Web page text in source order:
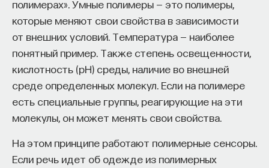
полимерах». Умные полимеры — это полимеры,
которые меняют свои свойства в зависимости
от внешних условий. Температура — наиболее
понятный пример. Также степень освещенности,
кислотность (pH) среды, наличие во внешней
среде определенных молекул. Если на полимере
есть специальные группы, реагирующие на эти
молекулы, он может менять свои свойства.
На этом принципе работают полимерные сенсоры.
Если речь идет об одежде из полимерных
ПАРТНЁР ПРОЕКТА
от инфекции, вызванной родственными вирусами,
подавляя их репликацию. Как они это делают?
Дело в том, что вирусная частица представляет
собой пазл из вирусных, а иногда и клеточных
белков, которые оборачивают ее генетический
материал. Эндогенные ретровирусы в нашем
геноме могут вставлять в этот пазл свои
«неподходящие» детали, в результате чего будет
получаться дефектная конструкция,
препятствующая репликации вирусных копий.